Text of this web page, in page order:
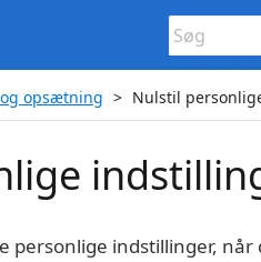
opsætning Nulstil
personlige indstillinger, når